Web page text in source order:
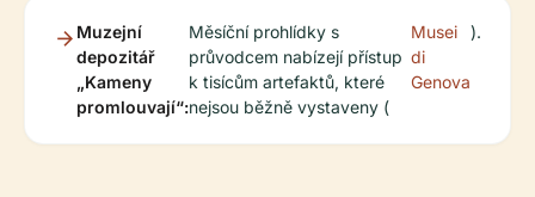
Muzejní
depozitář
„Kameny
promlouvají“:
Měsíční prohlídky s
průvodcem nabízejí přístup
k tisícům artefaktů, které
nejsou běžně vystaveny (
Musei
di
Genova
).